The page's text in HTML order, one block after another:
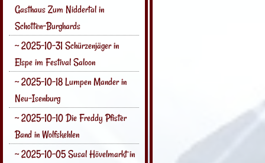
Gasthaus Zum Niddertal in
Schotten-Burghards
~ 2025-10-31 Schürzenjäger in
Elspe im Festival Saloon
~ 2025-10-18 Lumpen Mander in
Neu-Isenburg
~ 2025-10-10 Die Freddy Pfister
Band in Wolfskehlen
~ 2025-10-05 Susal Hövelmarkt in